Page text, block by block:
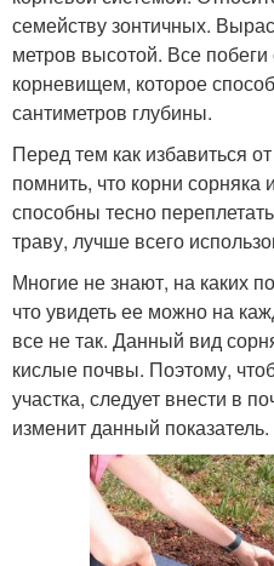
семейству зонтичных.
метров высотой. Все
корневищем, которое
сантиметров глубины.
Перед тем как избавиться
помнить, что корни сорняка
способны тесно
траву, лучше всего
Многие не знают, на каких
что увидеть ее можно на
все не так. Данный вид
кислые почвы. Поэтому,
участка, следует внести в
изменит данный показатель.